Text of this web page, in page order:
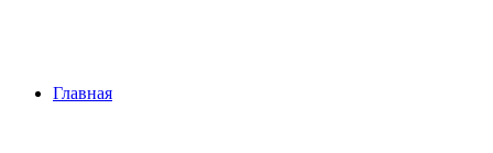
Главная